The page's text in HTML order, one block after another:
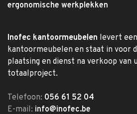
ergonomische werkplekken
Inofec kantoormeubelen levert
kantoormeubelen en staat in voor
plaatsing en dienst na verkoop van
totaalproject.
Telefoon: 056 61 52 04
E-mail: info@inofec.be